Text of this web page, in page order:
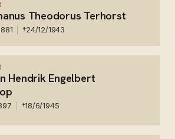
Menteng Pulo
Theodorus Terhorst
†24/12/1943
van de oorlog.
Hendrik Engelbert
†18/6/1945
in kamp 7 Ambawara -